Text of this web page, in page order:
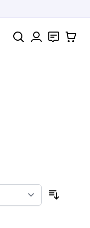
Search 聯絡 購物車